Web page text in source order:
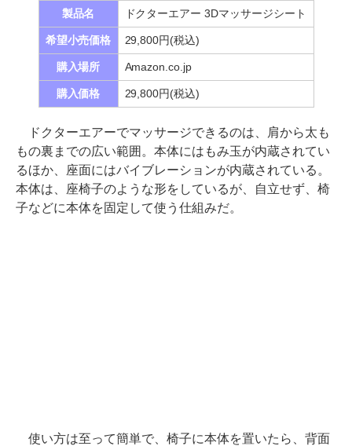
製品名 ドクターエアー 3Dマッサージシート
希望小売価格 29,800円(税込)
購入場所 Amazon.co.jp
購入価格 29,800円(税込)
ドクターエアーでマッサージできるのは、肩から太も
もの裏までの広い範囲。本体にはもみ玉が内蔵されてい
るほか、座面にはバイブレーションが内蔵されている。
本体は、座椅子のような形をしているが、自立せず、椅
子などに本体を固定して使う仕組みだ。
使い方は至って簡単で、椅子に本体を置いたら、背面